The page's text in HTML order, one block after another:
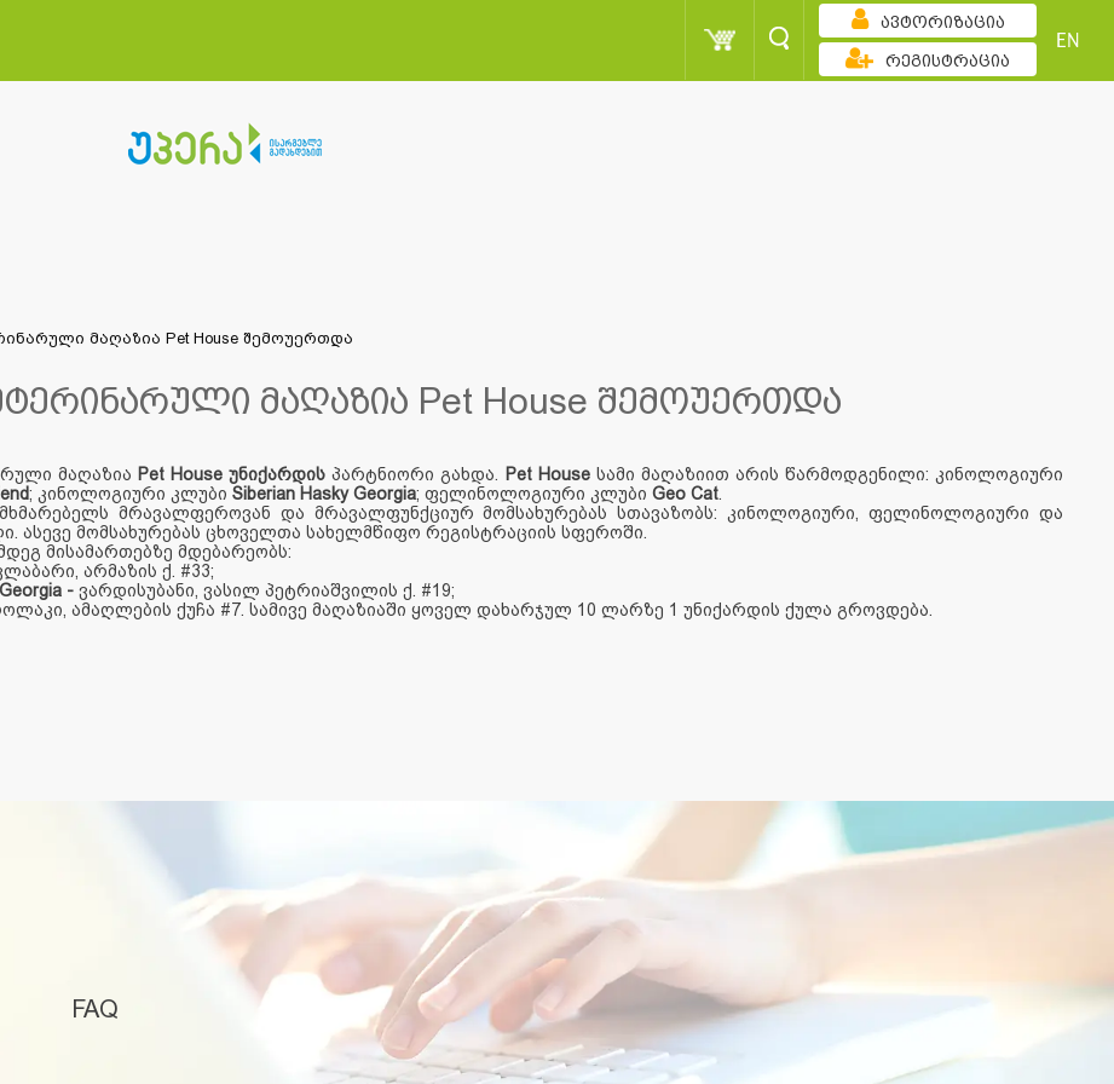
ავტორიზაცია
რეგისტრაცია
EN
მაღაზია Pet House შემოუერთდა
მაღაზია Pet House შემოუერთდა
მაღაზია Pet Houseუნიქარდისპარტნიორი გახდა. Pet House სამი მაღაზიით არის წარმოდგენილი: კინოლოგიური
; კინოლოგიური კლუბი Siberian Hasky Georgia; ფელინოლოგიური კლუბი Geo Cat.
მრავალფეროვან და მრავალფუნქციურ მომსახურებას სთავაზობს: კინოლოგიური, ფელინოლოგიური და
ასევე მომსახურებას ცხოველთა სახელმწიფო რეგისტრაციის სფეროში.
მისამართებზე მდებარეობს:
არმაზის ქ. #33;
- ვარდისუბანი, ვასილ პეტრიაშვილის ქ. #19;
ამაღლების ქუჩა #7. სამივე მაღაზიაში ყოველ დახარჯულ 10 ლარზე 1 უნიქარდის ქულა გროვდება.
FAQ